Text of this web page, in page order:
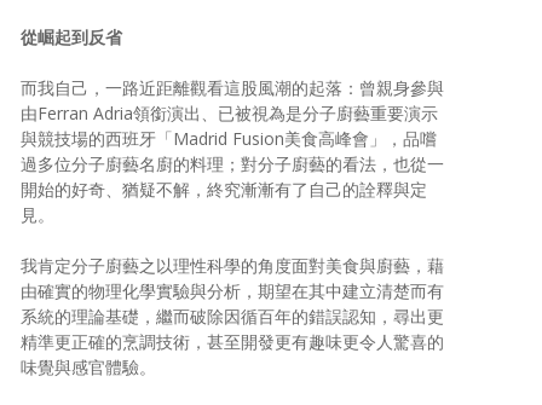
從崛起到反省
而我自己，一路近距離觀看這股風潮的起落：曾親身參與
由Ferran Adria領銜演出、已被視為是分子廚藝重要演示
與競技場的西班牙「Madrid Fusion美食高峰會」，品嚐
過多位分子廚藝名廚的料理；對分子廚藝的看法，也從一
開始的好奇、猶疑不解，終究漸漸有了自己的詮釋與定
見。
我肯定分子廚藝之以理性科學的角度面對美食與廚藝，藉
由確實的物理化學實驗與分析，期望在其中建立清楚而有
系統的理論基礎，繼而破除因循百年的錯誤認知，尋出更
精準更正確的烹調技術，甚至開發更有趣味更令人驚喜的
味覺與感官體驗。